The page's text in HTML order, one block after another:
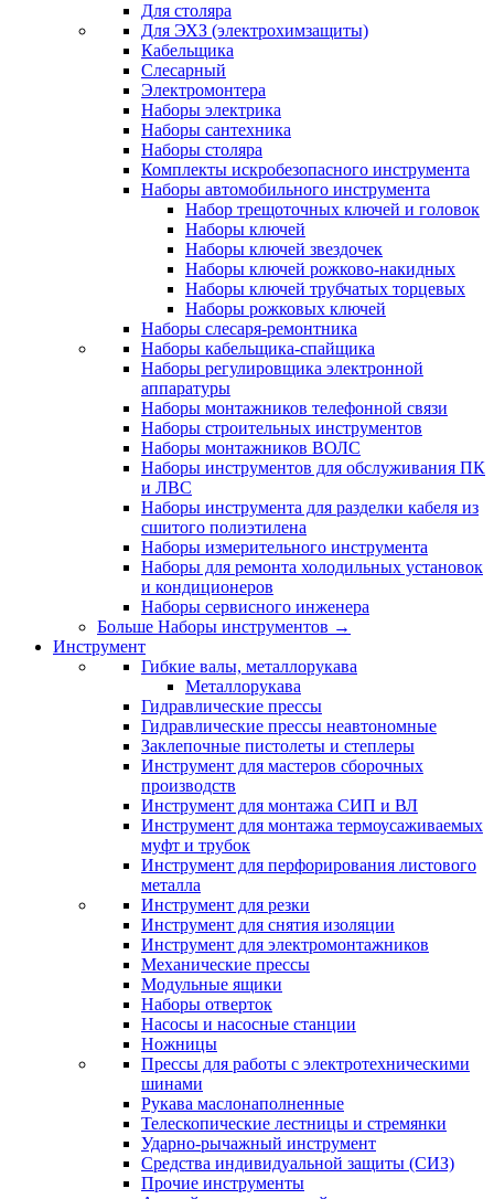
Для столяра
Для ЭХЗ (электрохимзащиты)
Кабельщика
Слесарный
Электромонтера
Наборы электрика
Наборы сантехника
Наборы столяра
Комплекты искробезопасного инструмента
Наборы автомобильного инструмента
Набор трещоточных ключей и головок
Наборы ключей
Наборы ключей звездочек
Наборы ключей рожково-накидных
Наборы ключей трубчатых торцевых
Наборы рожковых ключей
Наборы слесаря-ремонтника
Наборы кабельщика-спайщика
Наборы регулировщика электронной
аппаратуры
Наборы монтажников телефонной связи
Наборы строительных инструментов
Наборы монтажников ВОЛС
Наборы инструментов для обслуживания ПК
и ЛВС
Наборы инструмента для разделки кабеля из
сшитого полиэтилена
Наборы измерительного инструмента
Наборы для ремонта холодильных установок
и кондиционеров
Наборы сервисного инженера
Больше Наборы инструментов →
Инструмент
Гибкие валы, металлорукава
Металлорукава
Гидравлические прессы
Гидравлические прессы неавтономные
Заклепочные пистолеты и степлеры
Инструмент для мастеров сборочных
производств
Инструмент для монтажа СИП и ВЛ
Инструмент для монтажа термоусаживаемых
муфт и трубок
Инструмент для перфорирования листового
металла
Инструмент для резки
Инструмент для снятия изоляции
Инструмент для электромонтажников
Механические прессы
Модульные ящики
Наборы отверток
Насосы и насосные станции
Ножницы
Прессы для работы с электротехническими
шинами
Рукава маслонаполненные
Телескопические лестницы и стремянки
Ударно-рычажный инструмент
Средства индивидуальной защиты (СИЗ)
Прочие инструменты